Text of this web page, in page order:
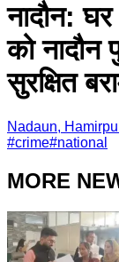
नादौन:
को
सुरक्षित
Nadaun,
#crime#national
MORE